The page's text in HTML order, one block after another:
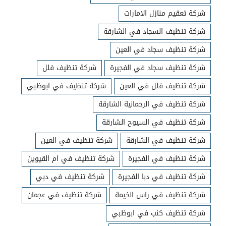
شركة تعقيم منازل الامارات
شركة تنظيف السجاد في الشارقة
شركة تنظيف سجاد في العين
شركة تنظيف سجاد في الفجيرة
شركة تنظيف فلل
شركة تنظيف فلل في العين
شركة تنظيف في ابوظبي
شركة تنظيف في الرحمانية الشارقة
شركة تنظيف في السيوح الشارقة
شركة تنظيف في الشارقة
شركة تنظيف في العين
شركة تنظيف في الفجيرة
شركة تنظيف في ام القيوين
شركة تنظيف في دبا الفجيرة
شركة تنظيف في دبي
شركة تنظيف في راس الخيمة
شركة تنظيف في عجمان
شركة تنظيف كنب في ابوظبي